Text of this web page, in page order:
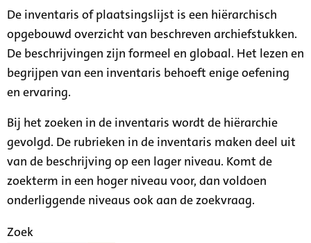
De inventaris of plaatsingslijst is een hiërarchisch
opgebouwd overzicht van beschreven archiefstukken.
De beschrijvingen zijn formeel en globaal. Het lezen en
begrijpen van een inventaris behoeft enige oefening
en ervaring.
Bij het zoeken in de inventaris wordt de hiërarchie
gevolgd. De rubrieken in de inventaris maken deel uit
van de beschrijving op een lager niveau. Komt de
zoekterm in een hoger niveau voor, dan voldoen
onderliggende niveaus ook aan de zoekvraag.
Zoek